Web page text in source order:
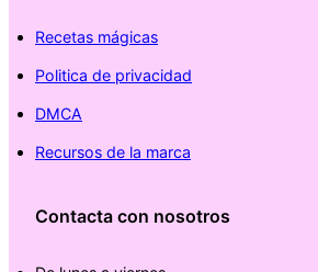
Recetas mágicas
Politica de privacidad
DMCA
Recursos de la marca
Contacta con nosotros